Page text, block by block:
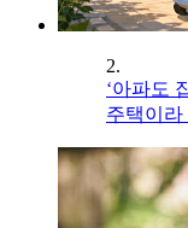
2.
‘아파도
주택이라